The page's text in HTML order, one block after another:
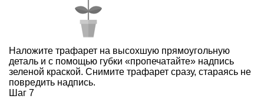
Наложите трафарет на высохшую прямоугольную
деталь и с помощью губки «пропечатайте» надпись
зеленой краской. Снимите трафарет сразу, стараясь не
повредить надпись.
Шаг 7